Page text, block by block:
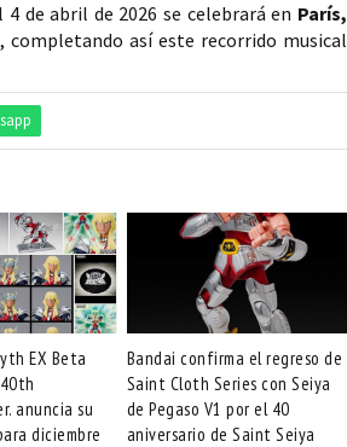
de abril de 2026 se celebrará en París,
, completando así este recorrido musical
EX Beta
anuncia su
diciembre
Bandai confirma el regreso de
Saint Cloth Series con Seiya
de Pegaso V1 por el 40
aniversario de Saint Seiya